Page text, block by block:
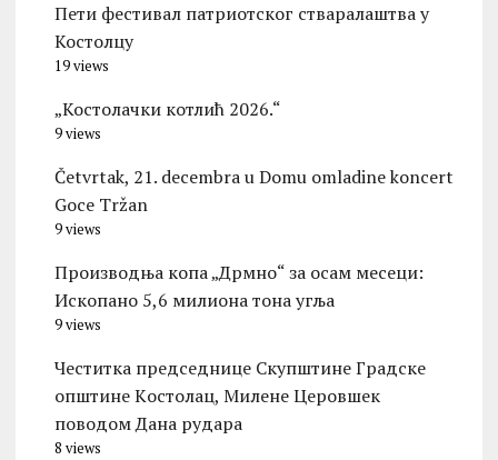
Пети фестивал патриотског стваралаштва у
Костолцу
19 views
„Костолачки котлић 2026.“
9 views
Četvrtak, 21. decembra u Domu omladine koncert
Goce Tržan
9 views
Производња копа „Дрмно“ за осам месеци:
Ископано 5,6 милиона тона угља
9 views
Честитка председнице Скупштине Градске
општине Kостолац, Милене Церовшек
поводом Дана рудара
8 views